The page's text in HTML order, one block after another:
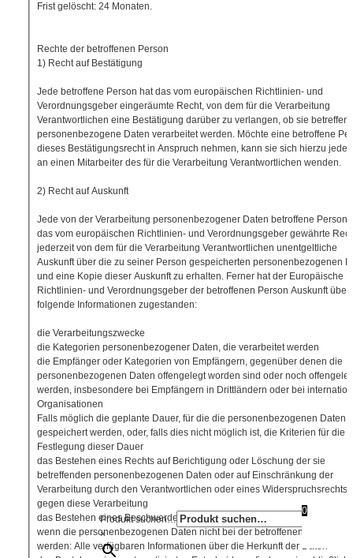
Produkt suchen…
×
Frist gelöscht: 24 Monaten.
Rechte der betroffenen Person
1) Recht auf Bestätigung
Jede betroffene Person hat das vom europäischen Richtlinien- und
Verordnungsgeber eingeräumte Recht, von dem für die Verarbeitung
Verantwortlichen eine Bestätigung darüber zu verlangen, ob sie
personenbezogene Daten verarbeitet werden. Möchte eine betroffene
dieses Bestätigungsrecht in Anspruch nehmen, kann sie sich hierzu
an einen Mitarbeiter des für die Verarbeitung Verantwortlichen wenden.
2) Recht auf Auskunft
Jede von der Verarbeitung personenbezogener Daten betroffene Person
das vom europäischen Richtlinien- und Verordnungsgeber gewährte
jederzeit von dem für die Verarbeitung Verantwortlichen unentgeltliche
Auskunft über die zu seiner Person gespeicherten personenbezogenen
und eine Kopie dieser Auskunft zu erhalten. Ferner hat der Europäische
Richtlinien- und Verordnungsgeber der betroffenen Person Auskunft über
folgende Informationen zugestanden:
die Verarbeitungszwecke
die Kategorien personenbezogener Daten, die verarbeitet werden
die Empfänger oder Kategorien von Empfängern, gegenüber denen die
personenbezogenen Daten offengelegt worden sind oder noch
werden, insbesondere bei Empfängern in Drittländern oder bei
Organisationen
Falls möglich die geplante Dauer, für die die personenbezogenen Daten
gespeichert werden, oder, falls dies nicht möglich ist, die Kriterien für die
Festlegung dieser Dauer
das Bestehen eines Rechts auf Berichtigung oder Löschung der sie
betreffenden personenbezogenen Daten oder auf Einschränkung der
Verarbeitung durch den Verantwortlichen oder eines Widerspruchsrechts
gegen diese Verarbeitung
das Bestehen eines Beschwerderechts bei einer Aufsichtsbehörde
wenn die personenbezogenen Daten nicht bei der betroffenen Person
werden: Alle verfügbaren Informationen über die Herkunft der Daten
0